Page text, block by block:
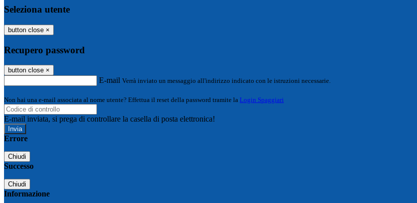
Seleziona utente
button close ×
Recupero password
button close ×
E-mail Verrà inviato un messaggio all'indirizzo indicato con le istruzioni necessarie.
Non hai una e-mail associata al nome utente? Effettua il reset della password tramite la Login Spaggiari
E-mail inviata, si prega di controllare la casella di posta elettronica!
Errore
Chiudi
Successo
Chiudi
Informazione